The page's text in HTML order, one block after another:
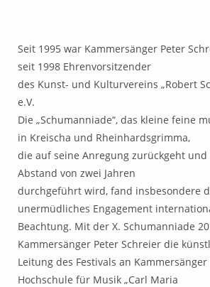
Seit 1995 war Kammersänger Peter
seit 1998 Ehrenvorsitzender
des Kunst- und Kulturvereins „Robert
e.V.
Die „Schumanniade“, das kleine feine
in Kreischa und Rheinhardsgrimma,
die auf seine Anregung zurückgeht und
Abstand von zwei Jahren
durchgeführt wird, fand insbesondere
unermüdliches Engagement
Beachtung. Mit der X. Schumanniade
Kammersänger Peter Schreier die
Leitung des Festivals an
Hochschule für Musik „Carl Maria